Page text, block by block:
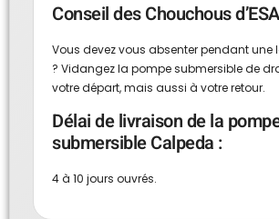
Conseil des Chouchous
Vous devez vous absenter pendant une
? Vidangez la pompe submersible de
votre départ, mais aussi à votre retour.
Délai de livraison de la
submersible Calpeda :
4 à 10 jours ouvrés.